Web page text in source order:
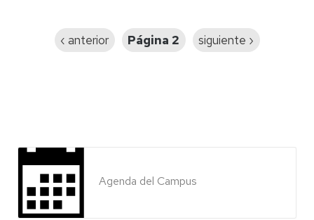
Página
‹ anterior Página 2
Siguiente
siguiente ›
Agenda del Campus